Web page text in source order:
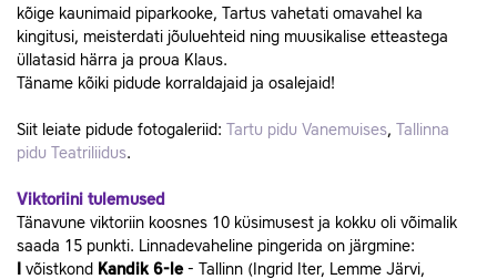
kõige kaunimaid piparkooke, Tartus vahetati omavahel ka
kingitusi, meisterdati jõuluehteid ning muusikalise etteastega
üllatasid härra ja proua Klaus.
Täname kõiki pidude korraldajaid ja osalejaid!
Siit leiate pidude fotogaleriid: Tartu pidu Vanemuises,
Tallinna
pidu Teatriliidus.
Viktoriini tulemused
Tänavune viktoriin koosnes 10 küsimusest ja kokku oli võimalik
saada 15 punkti. Linnadevaheline pingerida on järgmine:
võistkond Kandik 6-le- Tallinn (Ingrid Iter, Lemme Järvi,